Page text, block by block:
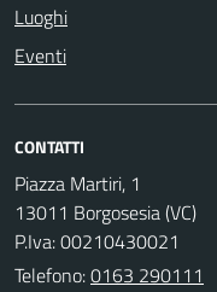
Luoghi
Eventi
CONTATTI
Piazza Martiri, 1
13011 Borgosesia (VC)
P.Iva: 00210430021
Telefono:0163 290111